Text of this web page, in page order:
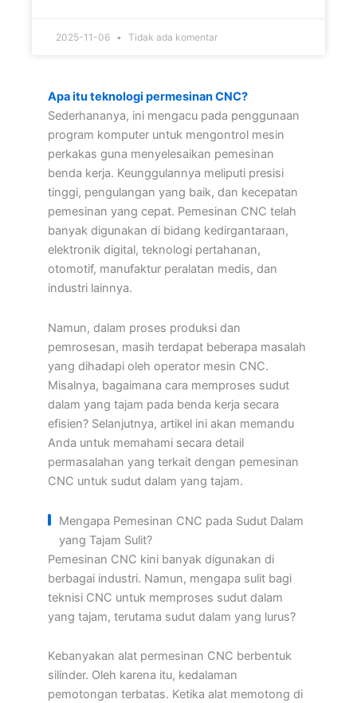
2025-11-06 Tidak ada komentar
Apa itu teknologi permesinan CNC?
Sederhananya, ini mengacu pada penggunaan
program komputer untuk mengontrol mesin
perkakas guna menyelesaikan pemesinan
benda kerja. Keunggulannya meliputi presisi
tinggi, pengulangan yang baik, dan kecepatan
pemesinan yang cepat. Pemesinan CNC telah
banyak digunakan di bidang kedirgantaraan,
elektronik digital, teknologi pertahanan,
otomotif, manufaktur peralatan medis, dan
industri lainnya.
Namun, dalam proses produksi dan
pemrosesan, masih terdapat beberapa masalah
yang dihadapi oleh operator mesin CNC.
Misalnya, bagaimana cara memproses sudut
dalam yang tajam pada benda kerja secara
efisien? Selanjutnya, artikel ini akan memandu
Anda untuk memahami secara detail
permasalahan yang terkait dengan pemesinan
CNC untuk sudut dalam yang tajam.
Mengapa Pemesinan CNC pada Sudut Dalam
yang Tajam Sulit?
Pemesinan CNC kini banyak digunakan di
berbagai industri. Namun, mengapa sulit bagi
teknisi CNC untuk memproses sudut dalam
yang tajam, terutama sudut dalam yang lurus?
Kebanyakan alat permesinan CNC berbentuk
silinder. Oleh karena itu, kedalaman
pemotongan terbatas. Ketika alat memotong di